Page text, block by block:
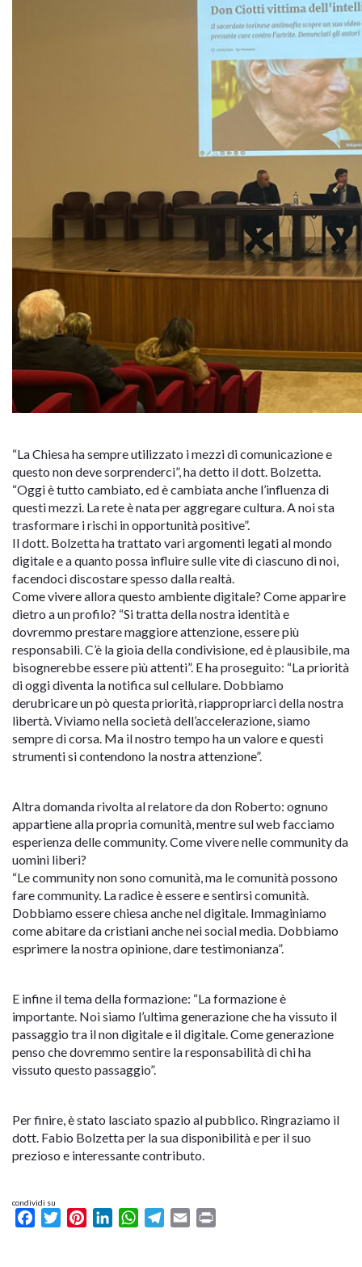
“La Chiesa ha sempre utilizzato i mezzi di comunicazione e
questo non deve sorprenderci”, ha detto il dott. Bolzetta.
“Oggi è tutto cambiato, ed è cambiata anche l’influenza di
questi mezzi. La rete è nata per aggregare cultura. A noi sta
trasformare i rischi in opportunità positive”.
Il dott. Bolzetta ha trattato vari argomenti legati al mondo
digitale e a quanto possa influire sulle vite di ciascuno di noi,
facendoci discostare spesso dalla realtà.
Come vivere allora questo ambiente digitale? Come apparire
dietro a un profilo? “Si tratta della nostra identità e
dovremmo prestare maggiore attenzione, essere più
responsabili. C’è la gioia della condivisione, ed è plausibile, ma
bisognerebbe essere più attenti”. E ha proseguito: “La priorità
di oggi diventa la notifica sul cellulare. Dobbiamo
derubricare un pò questa priorità, riappropriarci della nostra
libertà. Viviamo nella società dell’accelerazione, siamo
sempre di corsa. Ma il nostro tempo ha un valore e questi
strumenti si contendono la nostra attenzione”.
Altra domanda rivolta al relatore da don Roberto: ognuno
appartiene alla propria comunità, mentre sul web facciamo
esperienza delle community. Come vivere nelle community da
uomini liberi?
“Le community non sono comunità, ma le comunità possono
fare community. La radice è essere e sentirsi comunità.
Dobbiamo essere chiesa anche nel digitale. Immaginiamo
come abitare da cristiani anche nei social media. Dobbiamo
esprimere la nostra opinione, dare testimonianza”.
E infine il tema della formazione: “La formazione è
importante. Noi siamo l’ultima generazione che ha vissuto il
passaggio tra il non digitale e il digitale. Come generazione
penso che dovremmo sentire la responsabilità di chi ha
vissuto questo passaggio”.
Per finire, è stato lasciato spazio al pubblico. Ringraziamo il
dott. Fabio Bolzetta per la sua disponibilità e per il suo
prezioso e interessante contributo.
condividi su
FacebookTwitterPinterestLinkedInWhatsAppTelegram
Email